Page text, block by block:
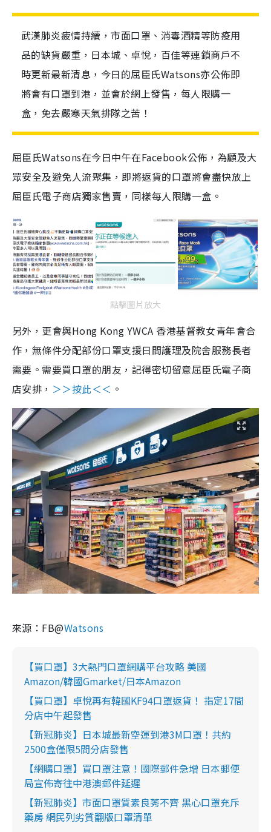
武漢肺炎疲情持續，市面口罩、消毒酒精等防疫用
品的缺貨嚴重，日本城、卓悅，百佳等連鎖商戶不
時更新最新清息，今日的屈臣氏Watsons亦公佈即
將會有口罩到港，並會於網上發售，每人限購一
盒，免去嚴寒天氣排隊之苦！
屈臣氏Watsons在今日中午在Facebook公佈，為顧及大
眾安全及避免人流聚集，即將返貨的口罩將會盡快放上
屈臣氏電子商店獨家售賣，同樣每人限購一盒。
點擊圖片放大
另外，更會與Hong Kong YWCA 香港基督教女青年會合
作，無條件分配部份口罩支援日間護理及院舍服務長者
需要。需要買口罩的朋友，記得密切留意屈臣氏電子商
店安排， ＞＞按此＜＜ 。
來源：FB@Watsons
【買口罩】3大熱門口罩網購平台攻略 美國
Amazon/韓國Gmarket/日本Amazon
【買口罩】卓悅再有韓國KF94口罩返貨！ 指定17間
分店中午起發售
【新冠肺炎】日本城最新空運到港3M口罩！共約
2500盒僅限5間分店發售
【網購口罩】買口罩注意！國際郵件急增 日本郵便
局宣佈寄往中港澳郵件延遲
【新冠肺炎】市面口罩質素良莠不齊 黑心口罩充斥
藥房 網民列劣質翻版口罩清單